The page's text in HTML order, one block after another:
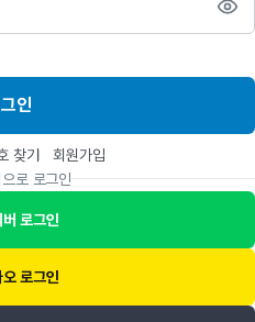
인
찾기
회원가입
로 로그인
버 로그인
로그인